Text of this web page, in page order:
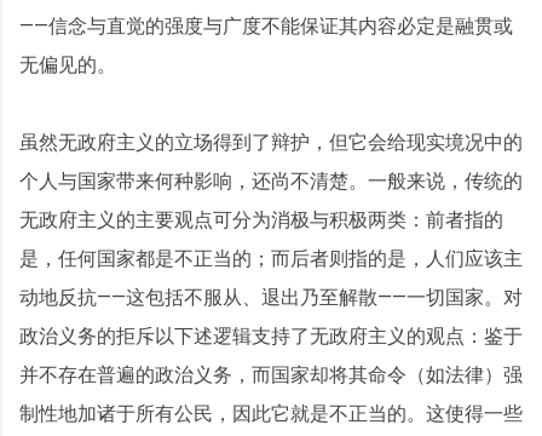
——信念与直觉的强度与广度不能保证其内容必定是融贯或
无偏见的。
虽然无政府主义的立场得到了辩护，但它会给现实境况中的
个人与国家带来何种影响，还尚不清楚。一般来说，传统的
无政府主义的主要观点可分为消极与积极两类：前者指的
是，任何国家都是不正当的；而后者则指的是，人们应该主
动地反抗——这包括不服从、退出乃至解散——一切国家。对
政治义务的拒斥以下述逻辑支持了无政府主义的观点：鉴于
并不存在普遍的政治义务，而国家却将其命令（如法律）强
制性地加诸于所有公民，因此它就是不正当的。这使得一些